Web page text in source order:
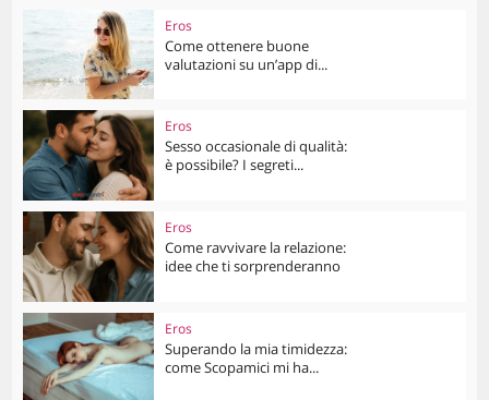
Eros
Come ottenere buone
valutazioni su un’app di...
Eros
Sesso occasionale di qualità:
è possibile? I segreti...
Eros
Come ravvivare la relazione:
idee che ti sorprenderanno
Eros
Superando la mia timidezza:
come Scopamici mi ha...